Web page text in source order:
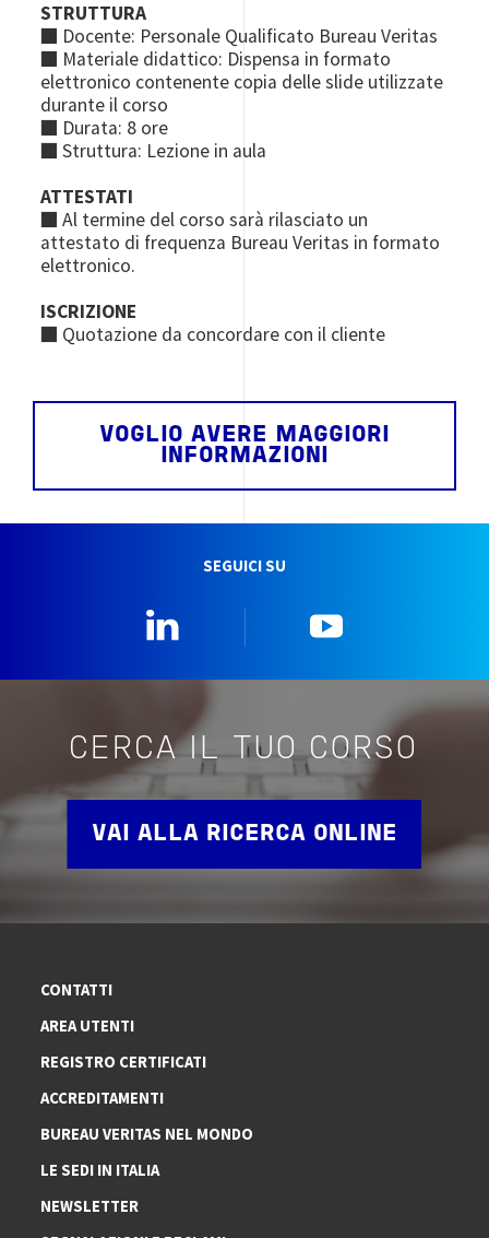
STRUTTURA
■ Docente: Personale Qualificato Bureau Veritas
■ Materiale didattico: Dispensa in formato
elettronico contenente copia delle slide utilizzate
durante il corso
■ Durata: 8 ore
■ Struttura: Lezione in aula
ATTESTATI
■ Al termine del corso sarà rilasciato un
attestato di frequenza Bureau Veritas in formato
elettronico.
ISCRIZIONE
■ Quotazione da concordare con il cliente
VOGLIO AVERE MAGGIORI
INFORMAZIONI
SEGUICI SU
CERCA IL TUO CORSO
VAI ALLA RICERCA ONLINE
CONTATTI
AREA UTENTI
REGISTRO CERTIFICATI
ACCREDITAMENTI
BUREAU VERITAS NEL MONDO
LE SEDI IN ITALIA
NEWSLETTER